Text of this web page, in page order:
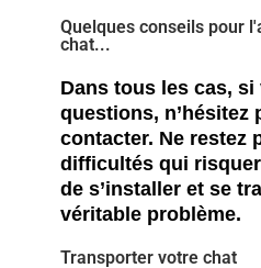
Quelques conseils pour
chat...
Dans tous les cas, si
questions, n’hésitez
contacter. Ne restez
difficultés qui
de s’installer et se
véritable problème.
Transporter votre chat